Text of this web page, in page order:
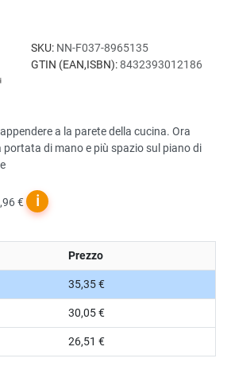
SKU: NN-F037-8965135
GTIN (EAN,ISBN): 8432393012186
a la parete della cucina. Ora
di mano e più spazio sul piano di
€ ℹ
Prezzo
35,35 €
30,05 €
26,51 €